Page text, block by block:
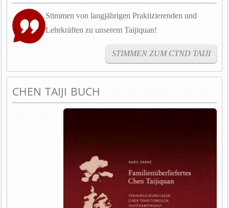
Stimmen von langjährigen Praktizierenden und
Lehrkräften zu unserem Taijiquan!
STIMMEN ZUM CTND TAIJI
CHEN TAIJI BUCH